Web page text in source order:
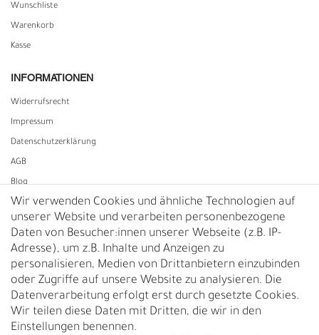
Wunschliste
Warenkorb
Kasse
INFORMATIONEN
Widerrufs­recht
Impressum
Daten­schutz­erklärung
AGB
Blog
Vertrag widerrufen
UNTERNEHMEN
Nachhaltigkeit
Kontakt
Über uns
Wir verwenden Cookies und ähnliche Technologien auf
unserer Website und verarbeiten personenbezogene
Daten von Besucher:innen unserer Webseite (z.B. IP-
Adresse), um z.B. Inhalte und Anzeigen zu
personalisieren, Medien von Drittanbietern einzubinden
oder Zugriffe auf unsere Website zu analysieren. Die
Datenverarbeitung erfolgt erst durch gesetzte Cookies.
Wir teilen diese Daten mit Dritten, die wir in den
Einstellungen benennen.